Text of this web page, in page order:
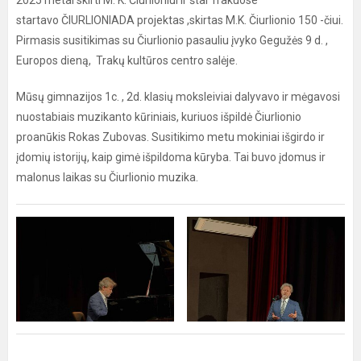
startavo ČIURLIONIADA projektas ,skirtas M.K. Čiurlionio 150 -čiui.
Pirmasis susitikimas su Čiurlionio pasauliu įvyko Gegužės 9 d. ,
Europos dieną, Trakų kultūros centro salėje.
Mūsų gimnazijos 1c. , 2d. klasių moksleiviai dalyvavo ir mėgavosi
nuostabiais muzikanto kūriniais, kuriuos išpildė Čiurlionio
proanūkis Rokas Zubovas. Susitikimo metu mokiniai išgirdo ir
įdomių istorijų, kaip gimė išpildoma kūryba. Tai buvo įdomus ir
malonus laikas su Čiurlionio muzika.